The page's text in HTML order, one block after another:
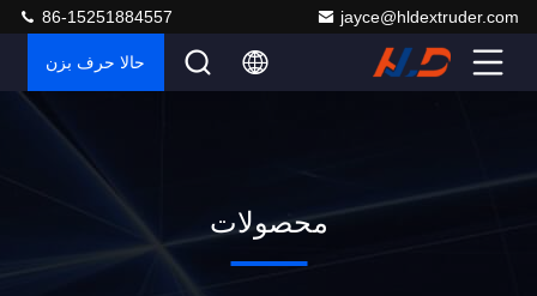
jayce@hldextruder.com
86-15251884557
حالا حرف بزن
محصولات